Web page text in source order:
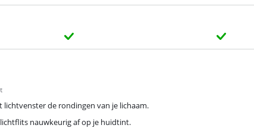
de rondingen van je lichaam.
nauwkeurig af op je huidtint.